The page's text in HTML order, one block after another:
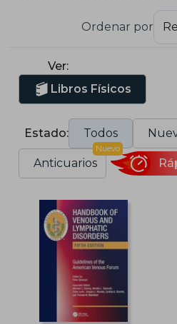
Ordenar por
Ver:
Libros Físicos
Estado: Todos
Anticuarios
Nuevo